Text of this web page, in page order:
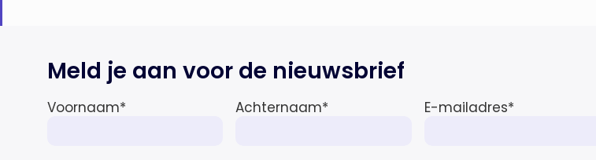
Meld je aan voor de nieuwsbrief
Voornaam* Achternaam* E-mailadres*